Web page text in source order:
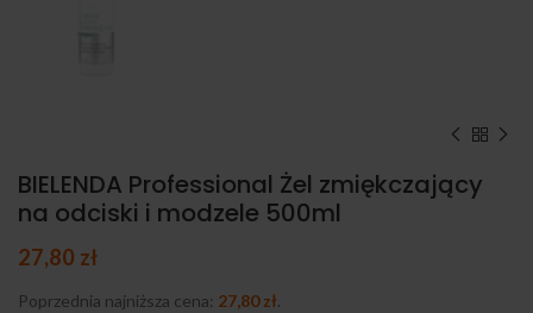
BIELENDA Professional Żel zmiękczający
na odciski i modzele 500ml
27,80 zł
Poprzednia najniższa cena: 27,80zł.